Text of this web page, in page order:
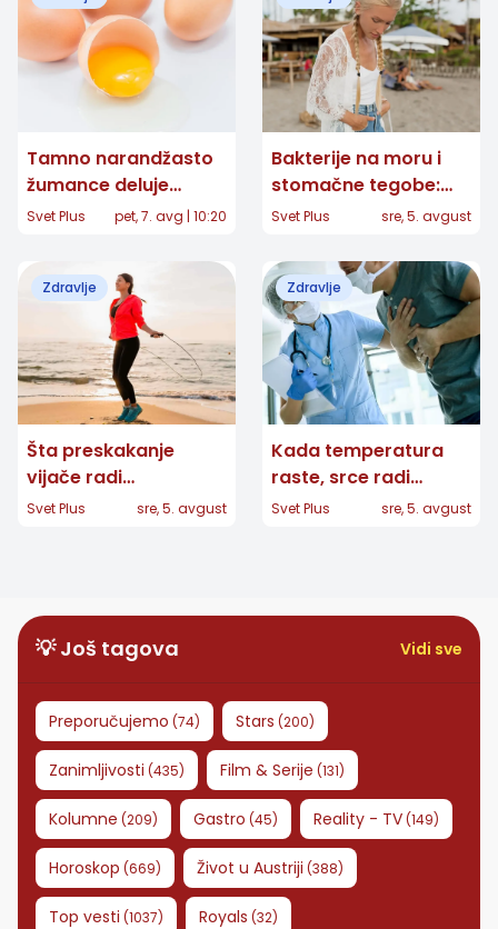
Tamno narandžasto
žumance deluje
zdravije, ali šta
Svet Plus pet, 7. avg | 10:20
Bakterije na moru i
stomačne tegobe:
Kako se zaštititi i šta
apoteku
Svet Plus sre, 5. avgust
Zdravlje
Šta preskakanje
vijače radi
organizmu: Kratak
Svet Plus sre, 5. avgust
Zdravlje
Kada temperatura
raste, srce radi
napornije: Pet
Svet Plus sre, 5. avgust
💡 Još tagova Vidi sve
Preporučujemo (74) Stars (200)
Zanimljivosti (435) Film & Serije (131)
Kolumne (209) Gastro (45) Reality - TV(149)
Horoskop (669) Život u Austriji (388)
Top vesti (1037) Royals (32)